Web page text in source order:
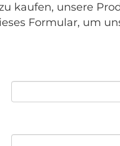
kaufen, unsere
Formular, um